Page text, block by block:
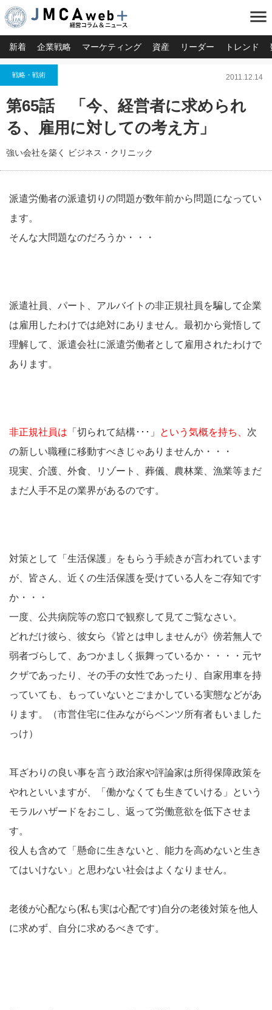
menu
新着 企業戦略 マーケティング 資産 リーダー トレンド
戦略・戦術 2011.12.14
第65話 「今、経営者に求められ
る、雇用に対しての考え方」
強い会社を築く ビジネス・クリニック
派遣労働者の派遣切りの問題が数年前から問題になってい
ます。
そんな大問題なのだろうか・・・
派遣社員、パート、アルバイトの非正規社員を騙して企業
は雇用したわけでは絶対にありません。最初から覚悟して
理解して、派遣会社に派遣労働者として雇用されたわけで
あります。
非正規社員は 「切られて結構･･･」 という気概を持ち、 次
の新しい職種に移動すべきじゃありませんか・・・
現実、介護、外食、リゾート、葬儀、農林業、漁業等まだ
まだ人手不足の業界があるのです。
対策として「生活保護」をもらう手続きが言われています
が、皆さん、近くの生活保護を受けている人をご存知です
か・・・
一度、公共病院等の窓口で観察して見てご覧なさい。
どれだけ彼ら、彼女ら《皆とは申しませんが》傍若無人で
弱者づらして、あつかましく振舞っているか・・・・元ヤ
クザであったり、その手の女性であったり、自家用車を持
っていても、もっていないとごまかしている実態などがあ
ります。（市営住宅に住みながらベンツ所有者もいました
っけ）
耳ざわりの良い事を言う政治家や評論家は所得保障政策を
やれといいますが、「働かなくても生きていける」という
モラルハザードをおこし、返って労働意欲を低下させま
す。
役人も含めて「懸命に生きないと、能力を高めないと生き
てはいけない」と思わない社会はよくなりません。
老後が心配なら(私も実は心配です)自分の老後対策を他人
に求めず、自分に求めるべきです。